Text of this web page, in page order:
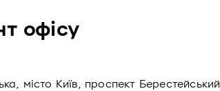
офісу
місто Київ, проспект Берестейський